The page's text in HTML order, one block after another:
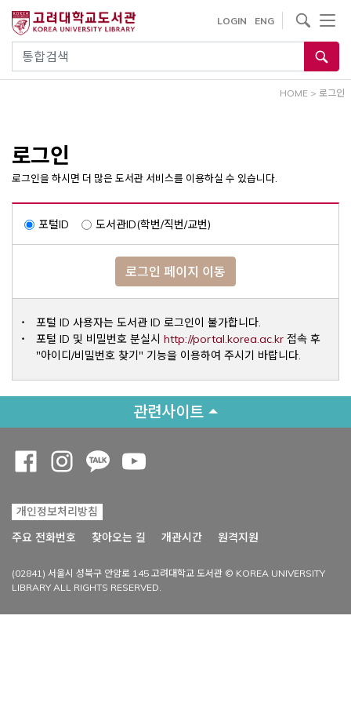
건
통합검색
LOGIN ENG
사이트내 검색
HOME > 로그인
로그인
로그인을 하시면 더 많은 도서관 서비스를 이용하실 수 있습니다.
포털ID 도서관ID(학번/직번/교번)
로그인 페이지 이동
포털 ID 사용자는 도서관 ID 로그인이 불가합니다.
포털 ID 및 비밀번호 분실시 http://portal.korea.ac.krOpens a
접속 후
"아이디/비밀번호 찾기" 기능을 이용하여 주시기 바랍니다.
관련사이트
개인정보처리방침
주요 전화번호
찾아오는 길 개관시간 원격지원
(02841) 서울시 성북구 안암로 145 고려대학교 도서관 © KOREA UNIVERSITY
LIBRARY ALL RIGHTS RESERVED.
Opens a new window
Opens a new window
Opens a new window